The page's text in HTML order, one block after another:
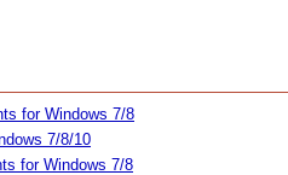
for Windows 7/8
7/8/10
for Windows 7/8